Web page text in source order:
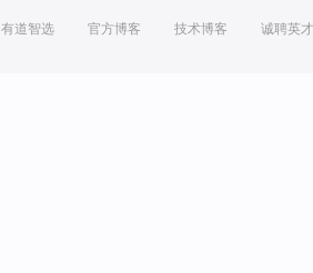
有道智选 官方博客 技术博客 诚聘英才